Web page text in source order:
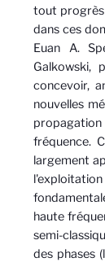
tout progrès
dans ces
Euan A.
Galkowski,
concevoir,
nouvelles
fréquence.
largement
haute
semi-
des phases